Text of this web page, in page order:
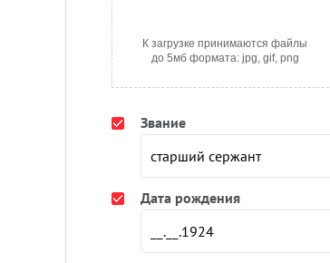
К загрузке принимаются файлы
до 5мб формата: jpg, gif, png
Звание
Дата рождения